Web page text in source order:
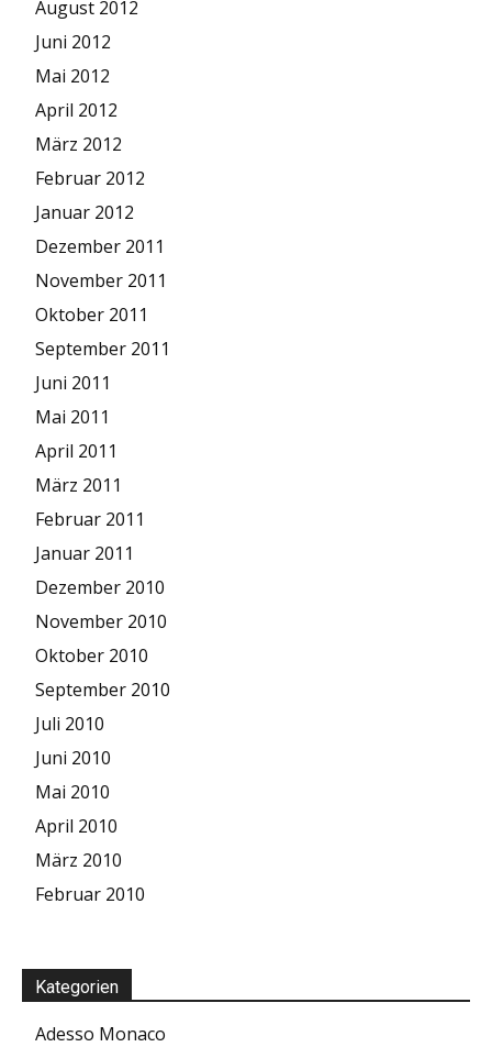
August 2012
Juni 2012
Mai 2012
April 2012
März 2012
Februar 2012
Januar 2012
Dezember 2011
November 2011
Oktober 2011
September 2011
Juni 2011
Mai 2011
April 2011
März 2011
Februar 2011
Januar 2011
Dezember 2010
November 2010
Oktober 2010
September 2010
Juli 2010
Juni 2010
Mai 2010
April 2010
März 2010
Februar 2010
Kategorien
Adesso Monaco